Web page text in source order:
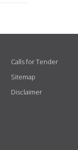
Calls for Tender
Sitemap
Disclaimer